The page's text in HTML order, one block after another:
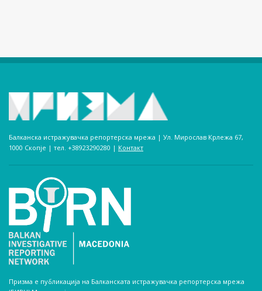
Балканска истражувачка репортерска мрежа | Ул. Мирослав Крлежа 67,
1000 Скопје | тел. +38923290280­ | Контакт
Призма е публикација на Балканската истражувачка репортерска мрежа